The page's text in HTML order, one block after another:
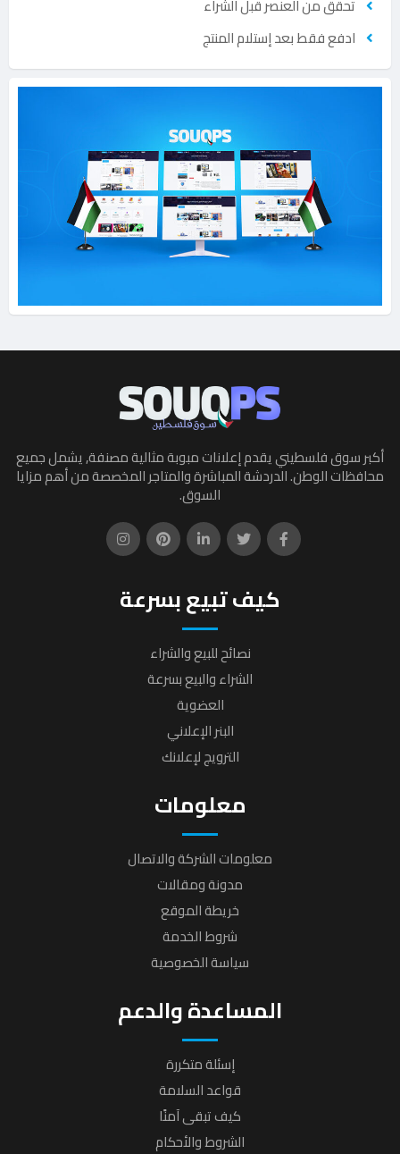
تحقق من العنصر قبل الشراء
ادفع فقط بعد إستلام المنتج
أكبر سوق فلسطيني يقدم إعلانات مبوبة مثالية مصنفة, يشمل جميع
محافظات الوطن. الدردشة المباشرة والمتاجر المخصصة من أهم مزايا
السوق.
كيف تبيع بسرعة
نصائح للبيع والشراء
الشراء والبيع بسرعة
العضوية
البنر الإعلاني
الترويج لإعلانك
معلومات
معلومات الشركة والاتصال
مدونة ومقالات
خريطة الموقع
شروط الخدمة
سياسة الخصوصية
المساعدة والدعم
إسئلة متكررة
قواعد السلامة
كيف تبقى آمنًا
الشروط والأحكام